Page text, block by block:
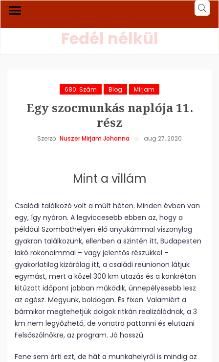
Fedél nélkül
680. Szám Blog Mirjam
Egy szocmunkás naplója 11.
rész
Szerző: Nuszer Mirjam Johanna aug 27, 2020
Mint a villám
Családi találkozó volt a múlt héten. Minden évben van
egy, így nyáron. A legviccesebb ebben az, hogy a
például Szombathelyen élő anyukámmal viszonylag
gyakran találkozunk, ellenben a szintén itt, Budapesten
lakó rokonaimmal – vagy jelentős részükkel –
gyakorlatilag kizárólag itt, a családi reunionon látjuk
egymást, mert a közel 300 km utazás és a konkrétan
kitűzött időpont jobban működik, ünnepélyesebb lesz
az egész. Megyünk, boldogan. És fixen. Valamiért a
bármikor megtehetjük dolgok ritkán realizálódnak, a 3
km nem legyőzhető, de vonatra pattanni és elutazni
Felsőszölnökre, az program. Jó hosszú.
Fene sem érti ezt, de hát a munkahely­ről is mindig az